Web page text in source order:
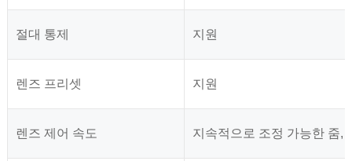
절대 통제 지원
렌즈 프리셋 지원
렌즈 제어 속도 지속적으로 조정 가능한 줌,